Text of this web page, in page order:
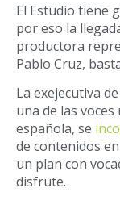
El Estudio tiene
por eso la
productora
Pablo Cruz,
La exejecutiva
una de las
española, se
de contenidos
un plan con
disfrute.